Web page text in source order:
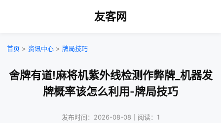
友客网
首页 > 资讯中心 > 牌局技巧
舍牌有道!麻将机紫外线检测作弊牌_机器发
牌概率该怎么利用-牌局技巧
发布时间：2026-08-08｜阅读：1